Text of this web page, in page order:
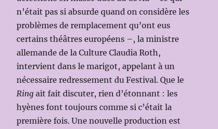
n’était pas si absurde quand on considère les
problèmes de remplacement qu’ont eus
certains théâtres européens –, la ministre
allemande de la Culture Claudia Roth,
intervient dans le marigot, appelant à un
nécessaire redressement du Festival. Que le
Ring ait fait discuter, rien d’étonnant : les
hyènes font toujours comme si c’était la
première fois. Une nouvelle production est